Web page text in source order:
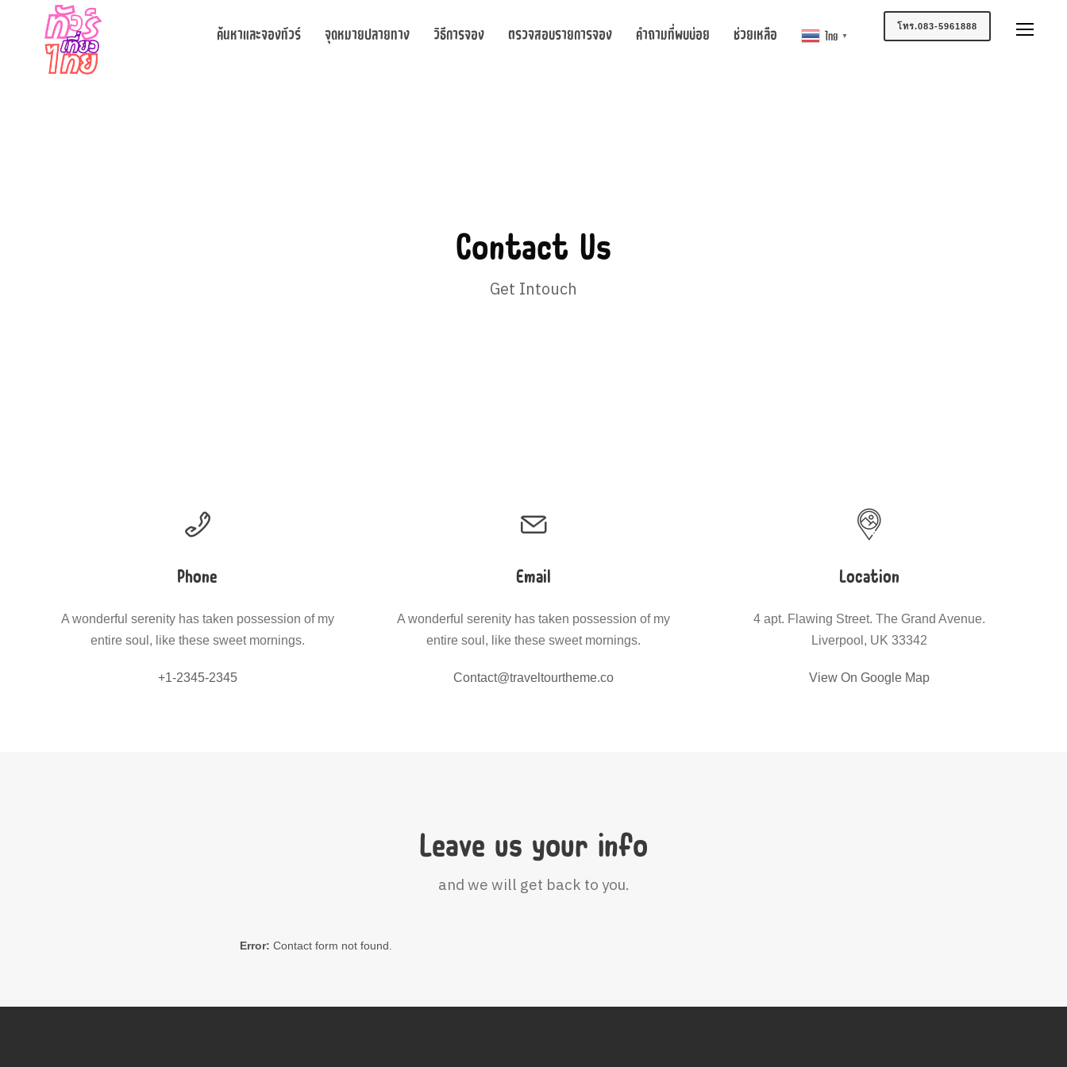
ค้นหาและจองทัวร์ จุดหมายปลายทาง วิธีการจอง ตรวจสอบรายการจอง คำถามที่พบบ่อย ช่วยเหลือ ไทย ▼
โทร.083-5961888
Contact Us
Get Intouch
Phone
A wonderful serenity has taken possession of my
entire soul, like these sweet mornings.
+1-2345-2345
Email
A wonderful serenity has taken possession of my
entire soul, like these sweet mornings.
Contact@traveltourtheme.co
Location
4 apt. Flawing Street. The Grand Avenue.
Liverpool, UK 33342
View On Google Map
Leave us your info
and we will get back to you.
Error: Contact form not found.